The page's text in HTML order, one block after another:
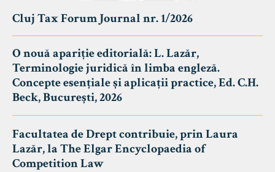
Cluj Tax Forum Journal nr. 1/2026
O nouă apariție editorială: L. Lazăr,
Terminologie juridică în limba engleză.
Concepte esențiale și aplicații practice, Ed. C.H.
Beck, București, 2026
Facultatea de Drept contribuie, prin Laura
Lazăr, la The Elgar Encyclopaedia of
Competition Law